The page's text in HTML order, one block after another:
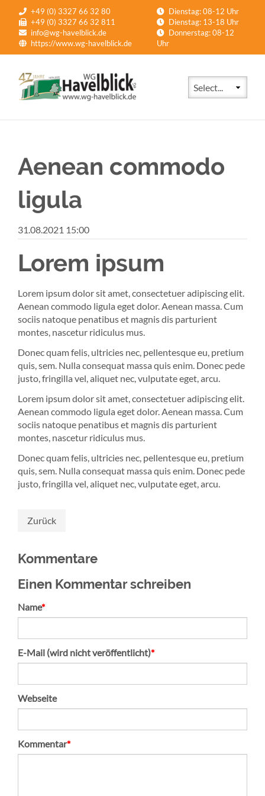
+49 (0) 3327 66 32 80
+49 (0) 3327 66 32 811
info@wg-havelblick.de
https://www.wg-havelblick.de
Dienstag: 08-12 Uhr
Dienstag: 13-18 Uhr
Donnerstag: 08-12
Uhr
Aenean commodo
ligula
31.08.2021 15:00
Lorem ipsum
Lorem ipsum dolor sit amet, consectetuer adipiscing elit.
Aenean commodo ligula eget dolor. Aenean massa. Cum
sociis natoque penatibus et magnis dis parturient
montes, nascetur ridiculus mus.
Donec quam felis, ultricies nec, pellentesque eu, pretium
quis, sem. Nulla consequat massa quis enim. Donec pede
justo, fringilla vel, aliquet nec, vulputate eget, arcu.
Lorem ipsum dolor sit amet, consectetuer adipiscing elit.
Aenean commodo ligula eget dolor. Aenean massa. Cum
sociis natoque penatibus et magnis dis parturient
montes, nascetur ridiculus mus.
Donec quam felis, ultricies nec, pellentesque eu, pretium
quis, sem. Nulla consequat massa quis enim. Donec pede
justo, fringilla vel, aliquet nec, vulputate eget, arcu.
Zurück
Kommentare
Einen Kommentar schreiben
Pflichtfeld
Name*
Pflichtfeld
E-Mail (wird nicht veröffentlicht)*
Webseite
Pflichtfeld
Kommentar*